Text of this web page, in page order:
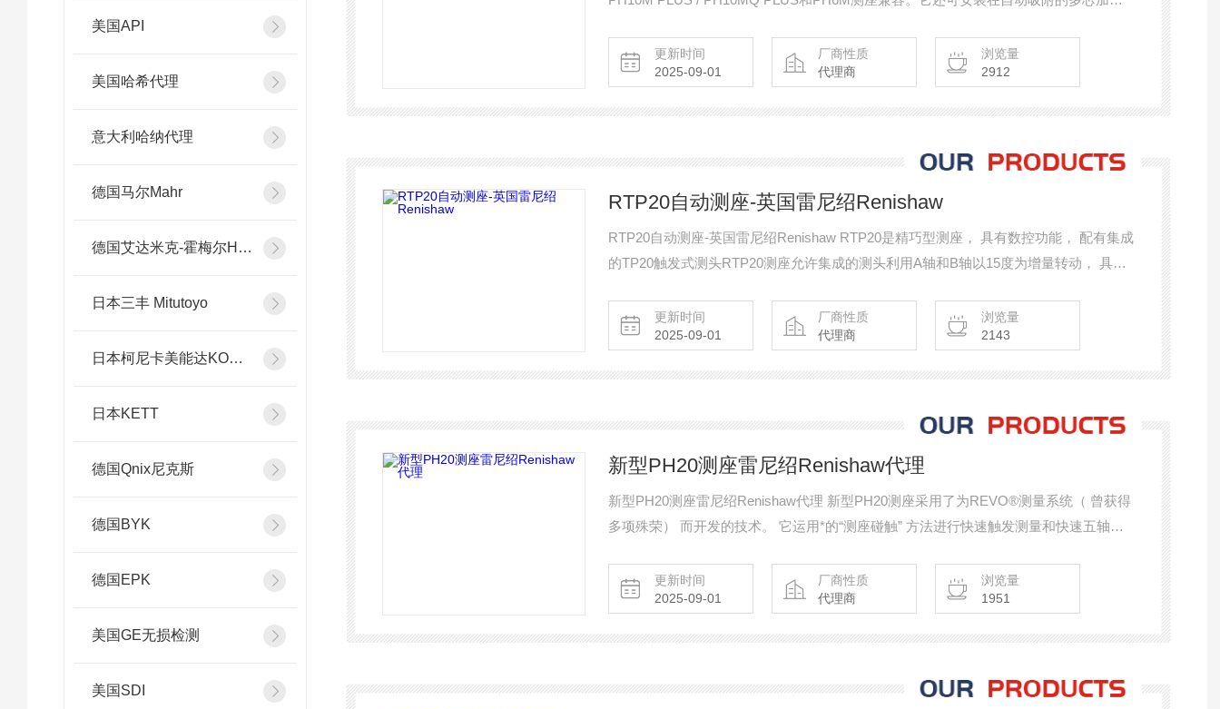
美国API
美国哈希代理
意大利哈纳代理
德国马尔Mahr
德国艾达米克-霍梅尔Hommel
日本三丰 Mitutoyo
日本柯尼卡美能达KONICA MINOLTA
日本KETT
德国Qnix尼克斯
德国BYK
德国EPK
美国GE无损检测
美国SDI
更新时间
2025-09-01
厂商性质
代理商
浏览量
2912
RTP20自动测座-英国雷尼绍Renishaw
RTP20自动测座-英国雷尼绍Renishaw RTP20是精巧型测座， 具有数控功能， 配有集成
的TP20触发式测头RTP20测座允许集成的测头利用A轴和B轴以15度为增量转动， 具有
更新时间
2025-09-01
厂商性质
代理商
浏览量
2143
新型PH20测座雷尼绍Renishaw代理
新型PH20测座雷尼绍Renishaw代理 新型PH20测座采用了为REVO®测量系统（ 曾获得
多项殊荣） 而开发的技术。 它运用*的“测座碰触” 方法进行快速触发测量和快速五轴无
更新时间
2025-09-01
厂商性质
代理商
浏览量
1951